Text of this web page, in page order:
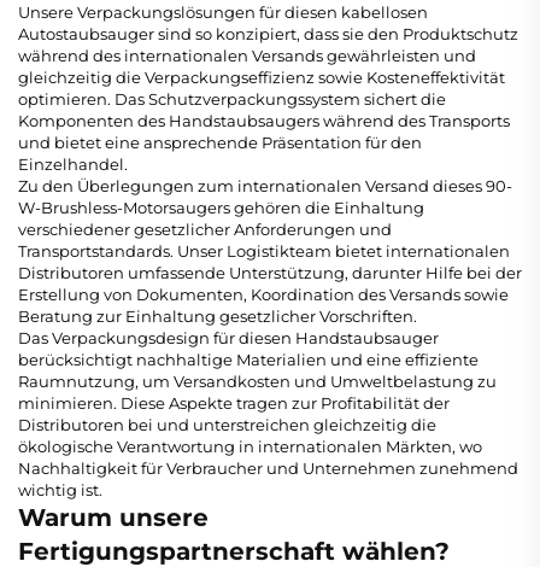
Unsere Verpackungslösungen für diesen kabellosen
Autostaubsauger sind so konzipiert, dass sie den Produktschutz
während des internationalen Versands gewährleisten und
gleichzeitig die Verpackungseffizienz sowie Kosteneffektivität
optimieren. Das Schutzverpackungssystem sichert die
Komponenten des Handstaubsaugers während des Transports
und bietet eine ansprechende Präsentation für den
Einzelhandel.
Zu den Überlegungen zum internationalen Versand dieses 90-
W-Brushless-Motorsaugers gehören die Einhaltung
verschiedener gesetzlicher Anforderungen und
Transportstandards. Unser Logistikteam bietet internationalen
Distributoren umfassende Unterstützung, darunter Hilfe bei der
Erstellung von Dokumenten, Koordination des Versands sowie
Beratung zur Einhaltung gesetzlicher Vorschriften.
Das Verpackungsdesign für diesen Handstaubsauger
berücksichtigt nachhaltige Materialien und eine effiziente
Raumnutzung, um Versandkosten und Umweltbelastung zu
minimieren. Diese Aspekte tragen zur Profitabilität der
Distributoren bei und unterstreichen gleichzeitig die
ökologische Verantwortung in internationalen Märkten, wo
Nachhaltigkeit für Verbraucher und Unternehmen zunehmend
wichtig ist.
Warum unsere
Fertigungspartnerschaft wählen?